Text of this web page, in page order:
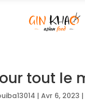
tout le
| Avr 6, 2023 |